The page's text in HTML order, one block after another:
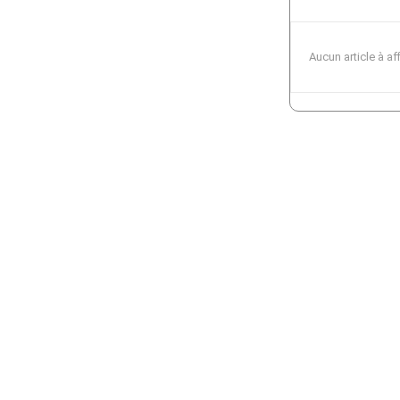
Aucun article à